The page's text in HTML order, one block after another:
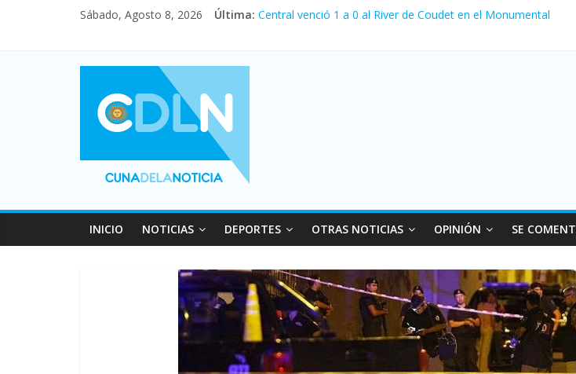
Sábado, Agosto 8, 2026 Última: Central venció 1 a 0 al River de Coudet en el Monumental
Vacaciones de invierno con más movimiento y consumo
INICIO NOTICIAS DEPORTES OTRAS NOTICIAS OPINIÓN SE